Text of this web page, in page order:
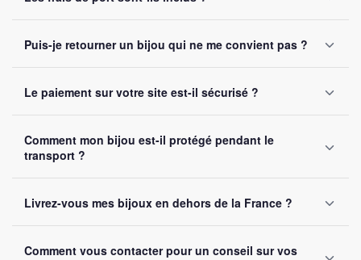
sans montant minimum d'achat. Votre bijou part sous 24 à
48 heures ouvrées.
Puis-je retourner un bijou qui ne me convient pas ?
le retourner. Remboursement intégral garanti, sans
question posée.
Le paiement sur votre site est-il sécurisé ?
SSL. Nous acceptons Visa, Mastercard, PayPal et Apple
Pay. Vos données bancaires ne sont jamais stockées sur
Comment mon bijou est-il protégé pendant le
transport ?
renforcé. Un numéro de suivi vous est envoyé par e-mail
dès l'expédition.
Livrez-vous mes bijoux en dehors de la France ?
. Comptez 5 à 10 jours ouvrés selon la
Comment vous contacter pour un conseil sur vos